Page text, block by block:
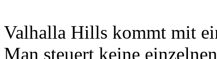
Valhalla Hills kommt mit
Man steuert keine